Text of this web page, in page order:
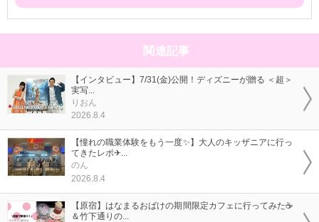
関連記事
【インタビュー】7/31(金)公開！ディズニーが贈る ＜超＞
実写...
りおん
2026.8.4
【憧れの職業体験をもう一度✨】大人のキッザニアに行っ
てきたレポ✈...
のん
2026.8.4
【原宿】はなまるおばけの期間限定カフェに行ってみた☕
＆竹下通りの...